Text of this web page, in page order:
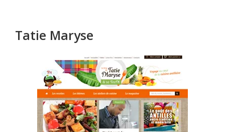
Tatie Maryse